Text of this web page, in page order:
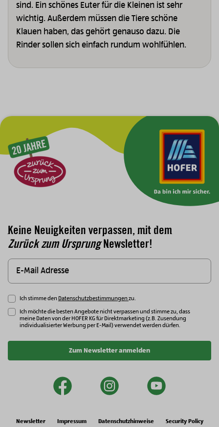
sind. Ein schönes Euter für die Kleinen ist sehr
wichtig. Außerdem müssen die Tiere schöne
Klauen haben, das gehört genauso dazu. Die
Rinder sollen sich einfach rundum wohlfühlen.
Zur Hauptnavigation
Keine Neuigkeiten verpassen, mit dem
Zurück zum UrsprungNewsletter!
Ich stimme den Datenschutzbestimmungenzu.
Ich möchte die besten Angebote nicht verpassen und stimme zu, dass
meine Daten von der HOFER KG für Direktmarketing (z.B. Zusendung
individualisierter Werbung per E-Mail) verwendet werden dürfen.
Zum Newsletter anmelden
facebookinstagram
Newsletter Impressum Datenschutzhinweise Security Policy